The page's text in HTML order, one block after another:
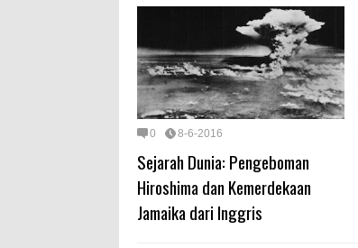
0 8-6-2016
Sejarah Dunia: Pengeboman
Hiroshima dan Kemerdekaan
Jamaika dari Inggris